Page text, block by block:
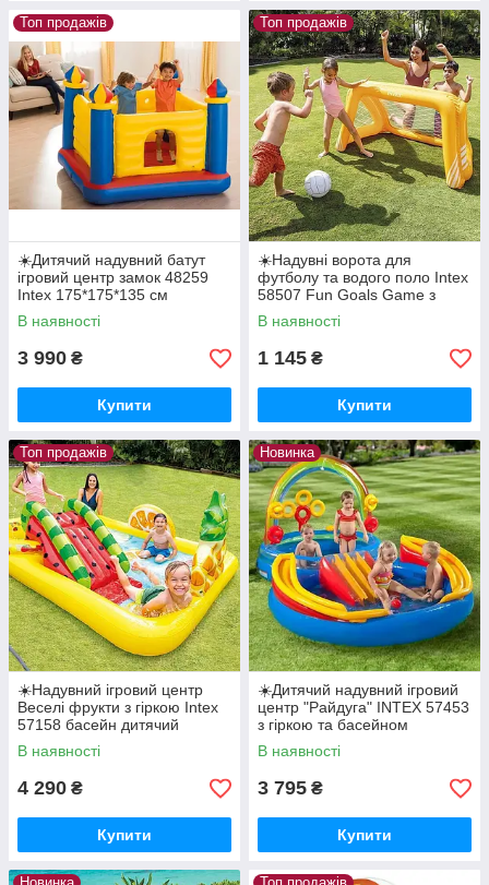
Топ продажів
☀️Дитячий надувний батут
ігровий центр замок 48259
Intex 175*175*135 см
В наявності
3 990 ₴
Купити
Топ продажів
☀️Надувні ворота для
футболу та водого поло Intex
58507 Fun Goals Game з
м'ячем у комплекті
В наявності
1 145 ₴
Купити
Топ продажів
☀️Надувний ігровий центр
Веселі фрукти з гіркою Intex
57158 басейн дитячий
В наявності
4 290 ₴
Купити
Новинка
☀️Дитячий надувний ігровий
центр "Райдуга" INTEX 57453
з гіркою та басейном
В наявності
3 795 ₴
Купити